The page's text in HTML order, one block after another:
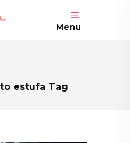
Menu
estufa Tag